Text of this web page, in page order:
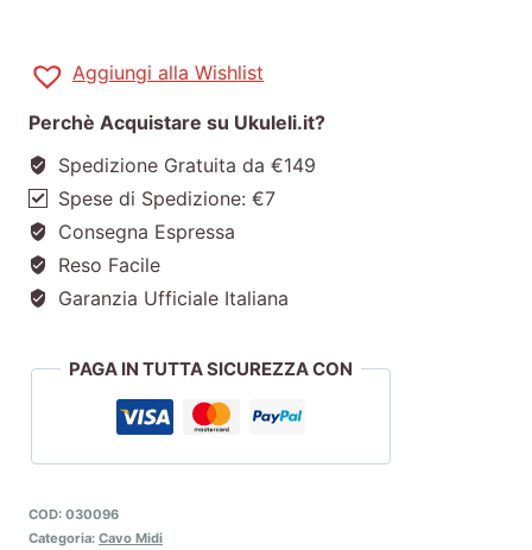
Aggiungi alla Wishlist
Perchè Acquistare su Ukuleli.it?
Spedizione Gratuita da €149
Spese di Spedizione: €7
Consegna Espressa
Reso Facile
Garanzia Ufficiale Italiana
PAGA IN TUTTA SICUREZZA CON
COD: 030096
Categoria: Cavo Midi